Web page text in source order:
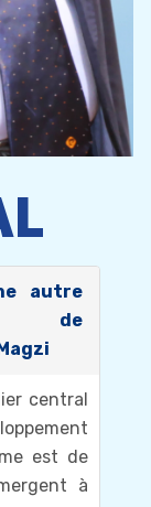
autre
de
central
est de
à